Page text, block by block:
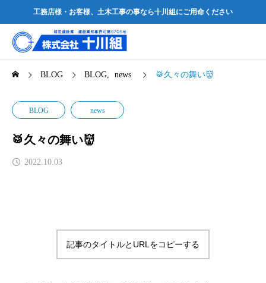
工務店様・お客様、土木工事の事なら十川組にご用命ください
BLOG BLOG news 🥁久々の舞い👹
BLOG news
🥁久々の舞い👹
2022.10.03
記事のタイトルとURLをコピーする